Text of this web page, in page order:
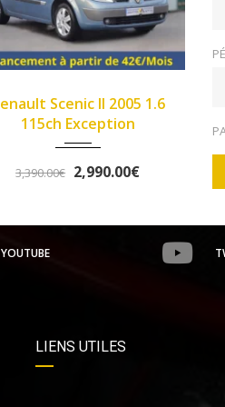
102345
>Opel Corsa IV 2013 1.2
Twinport 85ch Graphite
5,758.00€ 5,490.00€
YOUTUBE
LIENS UTILES